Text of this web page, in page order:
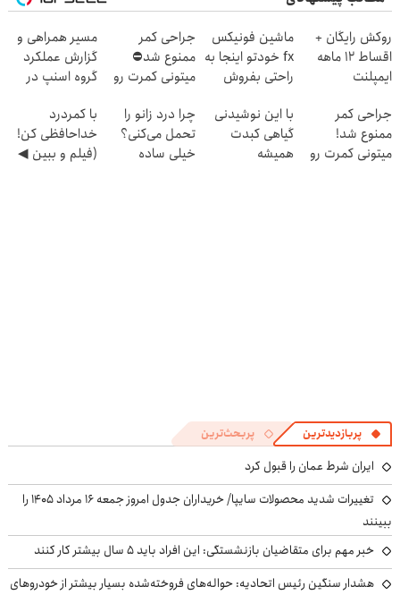
روکش رایگان +
اقساط ۱۲ ماهه
ایمپلنت
ماشین فونیکس
fx خودتو اینجا به
راحتی بفروش
جراحی کمر
ممنوع شد⛔
میتونی کمرت رو
کنی! 👈🏻
پرسش‌نامه
مسیر همراهی و
گزارش عملکرد
گروه اسنپ در
جراحی کمر
ممنوع شد!
میتونی کمرت رو
با این نوشیدنی
گیاهی کبدت
همیشه
چرا درد زانو را
تحمل می‌کنی؟
خیلی ساده
با کمردرد
خداحافظی کن!
(فیلم و ببین ◀
پربازدیدترین پربحث‌ترین
ایران شرط عمان را قبول کرد
تغییرات شدید محصولات سایپا/ خریداران جدول امروز جمعه ۱۶ مرداد ۱۴۰۵ را
ببینند
خبر مهم برای متقاضیان بازنشستگی: این افراد باید ۵ سال بیشتر کار کنند
هشدار سنگین رئیس اتحادیه: حواله‌های فروخته‌شده بسیار بیشتر از خودروهای